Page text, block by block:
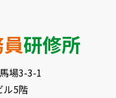
研修所
場3-3-1
ル5階